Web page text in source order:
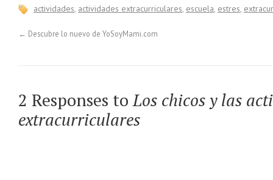
actividades, actividades extracurriculares, escuela, estres,
← Descubre lo nuevo de YoSoyMami.com
2 Responses toLos chicos y las
extracurriculares